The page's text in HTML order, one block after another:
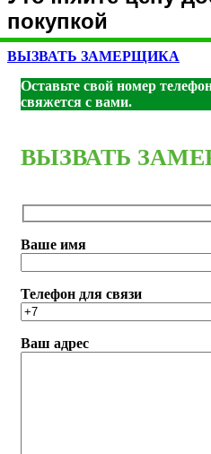
покупкой
ВЫЗВАТЬ ЗАМЕРЩИКА
Оставьте свой номер
свяжется с вами.
ВЫЗВАТЬ
Ваше имя
Телефон для связи
Ваш адрес